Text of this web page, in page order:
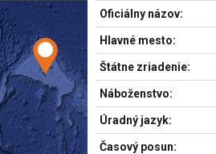
Oficiálny názov:
Hlavné mesto:
Štátne zriadenie:
Náboženstvo:
Úradný jazyk:
Časový posun: